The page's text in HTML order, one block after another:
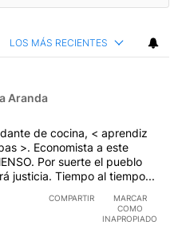
LOS MÁS RECIENTES
Aranda
de cocina, < aprendiz
>. Economista a este
Por suerte el pueblo
justicia. Tiempo al tiempo...
COMPARTIR
MARCAR
COMO
INAPROPIADO